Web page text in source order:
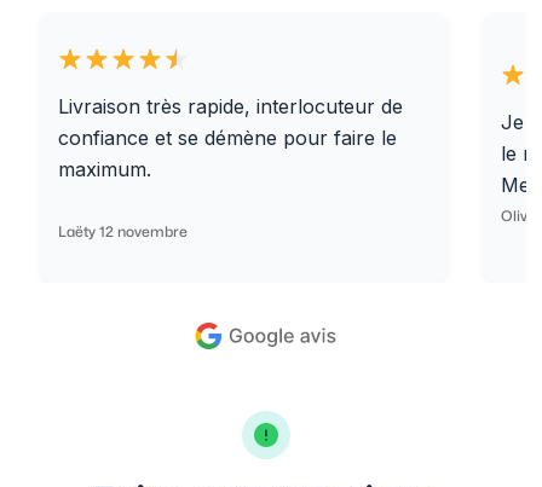
Livraison très rapide, interlocuteur de
confiance et se démène pour faire le
maximum.
Laëty 12 novembre
Je
le